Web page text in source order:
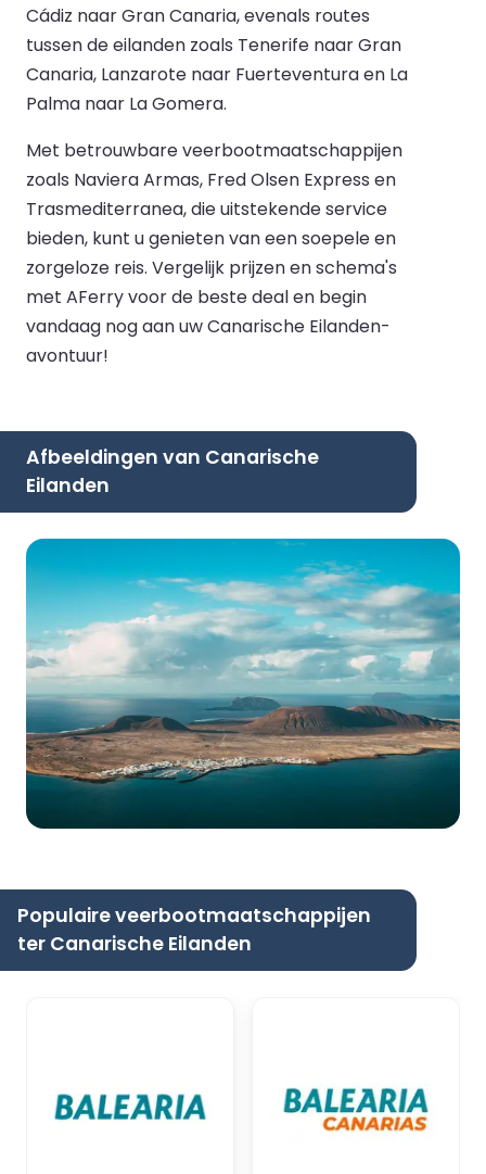
Cádiz naar Gran Canaria, evenals routes
tussen de eilanden zoals Tenerife naar Gran
Canaria, Lanzarote naar Fuerteventura en La
Palma naar La Gomera.
Met betrouwbare veerbootmaatschappijen
zoals Naviera Armas, Fred Olsen Express en
Trasmediterranea, die uitstekende service
bieden, kunt u genieten van een soepele en
zorgeloze reis. Vergelijk prijzen en schema's
met AFerry voor de beste deal en begin
vandaag nog aan uw Canarische Eilanden-
avontuur!
Afbeeldingen van Canarische
Eilanden
Populaire veerbootmaatschappijen
ter Canarische Eilanden